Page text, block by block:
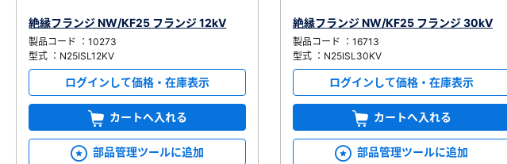
絶縁フランジ NW/KF25 フランジ 12kV
製品コード ：10273
型式 ：N25ISL12KV
ログインして価格・在庫表示
カートへ入れる
部品管理ツールに追加
絶縁フランジ NW/KF25 フランジ 30kV
製品コード ：16713
型式 ：N25ISL30KV
ログインして価格・在庫表示
カートへ入れる
部品管理ツールに追加